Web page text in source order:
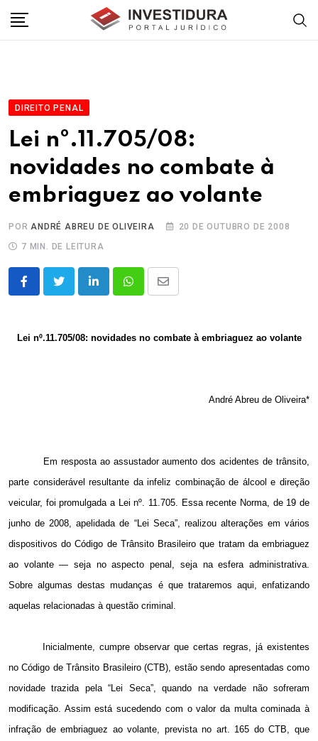
DIREITO PENAL
Lei nº.11.705/08:
novidades no combate à
embriaguez ao volante
PORANDRÉ ABREU DE OLIVEIRA
20 DE OUTUBRO DE 2008
7 MIN. DE LEITURA
LinkedInWhatsappShare
Lei nº.11.705/08: novidades no combate à embriaguez ao volante
André Abreu de Oliveira*
Em resposta ao assustador aumento dos acidentes de trânsito,
parte considerável resultante da infeliz combinação de álcool e direção
veicular, foi promulgada a Lei nº. 11.705. Essa recente Norma, de 19 de
junho de 2008, apelidada de “Lei Seca”, realizou alterações em vários
dispositivos do Código de Trânsito Brasileiro que tratam da embriaguez
ao volante — seja no aspecto penal, seja na esfera administrativa.
Sobre algumas destas mudanças é que trataremos aqui, enfatizando
aquelas relacionadas à questão criminal.
Inicialmente, cumpre observar que certas regras, já existentes
no Código de Trânsito Brasileiro (CTB), estão sendo apresentadas como
novidade trazida pela “Lei Seca”, quando na verdade não sofreram
modificação. Assim está sucedendo com o valor da multa cominada à
infração de embriaguez ao volante, prevista no art. 165 do CTB, que